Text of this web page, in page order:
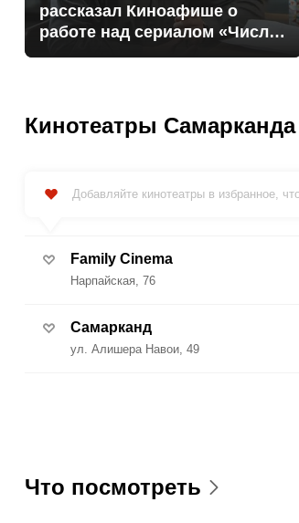
рассказал Киноафише о
работе над сериалом «Число
Кинотеатры Самарканда
Добавляйте кинотеатры в избранное,
Family Cinema
Нарпайская, 76
Самарканд
ул. Алишера Навои, 49
Что посмотреть